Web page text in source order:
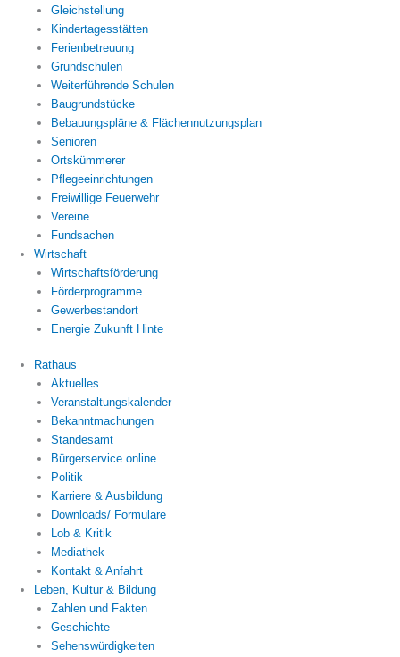
Gleichstellung
Kindertagesstätten
Ferienbetreuung
Grundschulen
Weiterführende Schulen
Baugrundstücke
Bebauungspläne & Flächennutzungsplan
Senioren
Ortskümmerer
Pflegeeinrichtungen
Freiwillige Feuerwehr
Vereine
Fundsachen
Wirtschaft
Wirtschaftsförderung
Förderprogramme
Gewerbestandort
Energie Zukunft Hinte
Rathaus
Aktuelles
Veranstaltungskalender
Bekanntmachungen
Standesamt
Bürgerservice online
Politik
Karriere & Ausbildung
Downloads/ Formulare
Lob & Kritik
Mediathek
Kontakt & Anfahrt
Leben, Kultur & Bildung
Zahlen und Fakten
Geschichte
Sehenswürdigkeiten